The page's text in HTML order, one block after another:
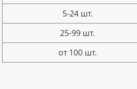
5-24 шт.
25-99 шт.
от 100 шт.